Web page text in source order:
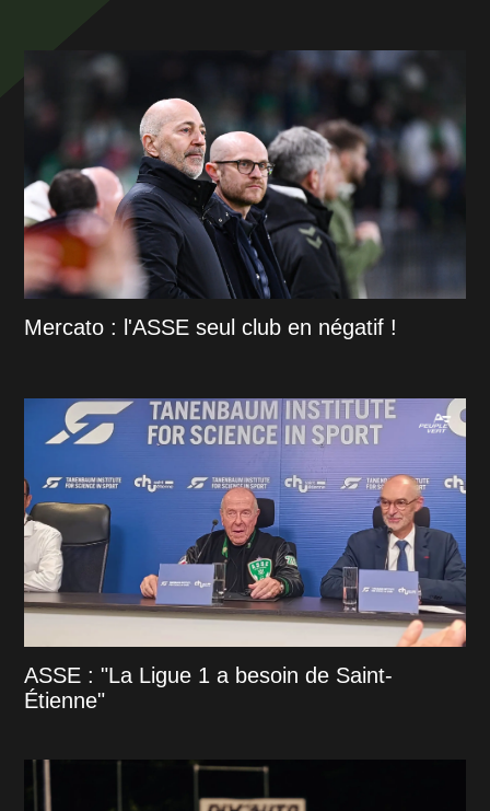
Mercato : l'ASSE seul club en négatif !
ASSE : "La Ligue 1 a besoin de Saint-
Étienne"